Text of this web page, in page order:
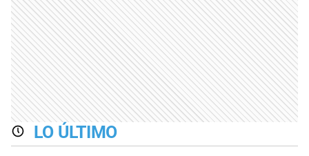
LO ÚLTIMO